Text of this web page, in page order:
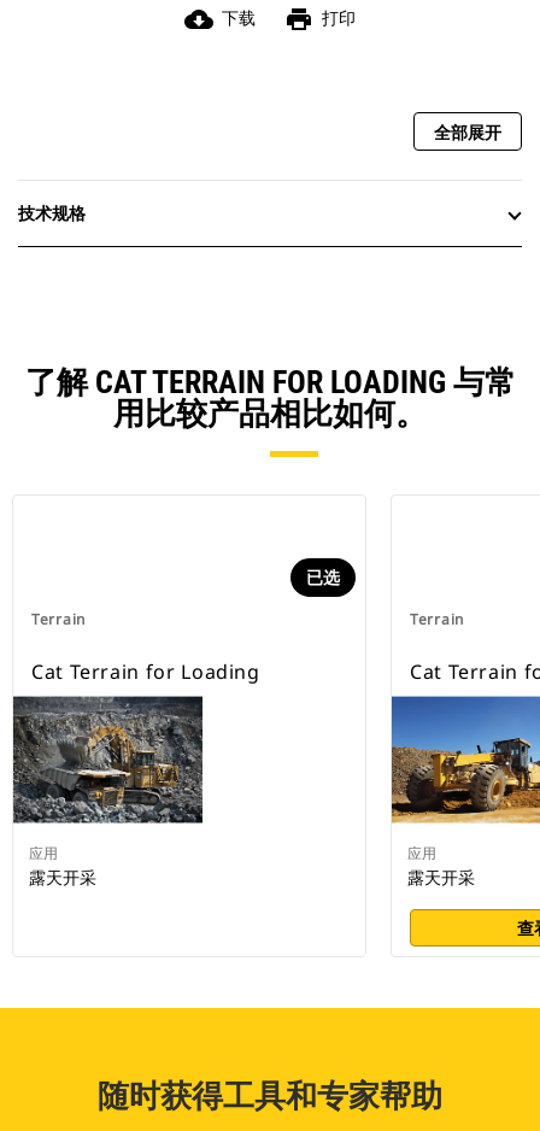
cloud_download 下载 print 打印
全部展开
技术规格
了解 CAT TERRAIN FOR LOADING 与常
用比较产品相比如何。
Terrain
已选
Cat Terrain for Loading
应用
露天开采
Terrain
Cat Terrain
应用
露天开采
查
随时获得工具和专家帮助